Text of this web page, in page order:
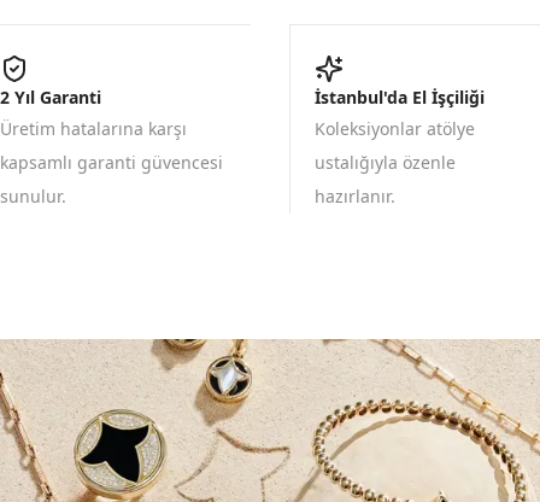
2 Yıl Garanti
Üretim hatalarına karşı
kapsamlı garanti güvencesi
sunulur.
İstanbul'da El İşçiliği
Koleksiyonlar atölye
ustalığıyla özenle
hazırlanır.